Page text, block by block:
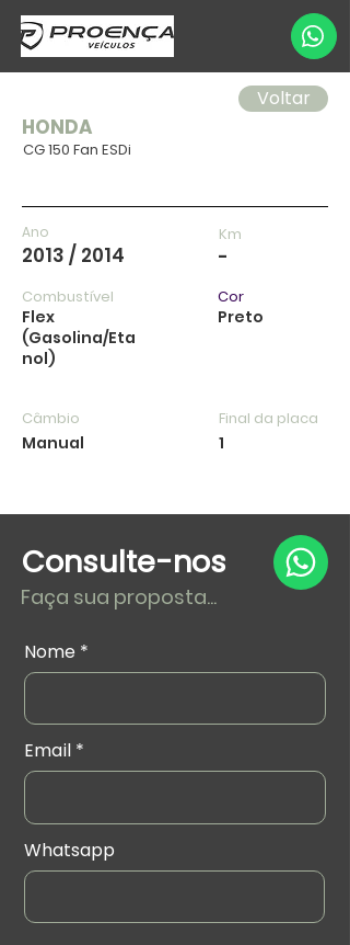
Voltar
HONDA
CG 150 Fan ESDi
Ano
2013 / 2014
Combustível
Flex
(Gasolina/Eta
nol)
Câmbio
Manual
Km
-
Cor
Preto
Final da placa
1
Consulte-nos
Faça sua proposta...
Nome
Email
Whatsapp